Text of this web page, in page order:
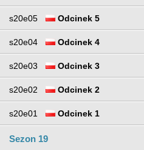
s20e05 Odcinek 5
s20e04 Odcinek 4
s20e03 Odcinek 3
s20e02 Odcinek 2
s20e01 Odcinek 1
Sezon 19